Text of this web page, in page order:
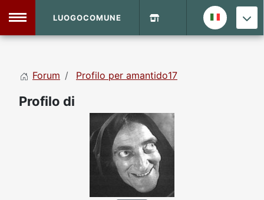
LUOGOCOMUNE
Forum Profilo per amantido17
Profilo di